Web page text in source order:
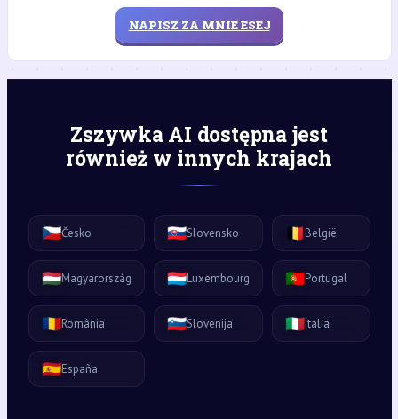
NAPISZ ZA MNIE ESEJ
Zszywka AI dostępna jest
również w innych krajach
🇨🇿Česko 🇸🇰Slovensko 🇧🇪België
🇭🇺Magyarország 🇱🇺Luxembourg 🇵🇹Portugal
🇷🇴România 🇸🇮Slovenija 🇮🇹Italia
🇪🇸España